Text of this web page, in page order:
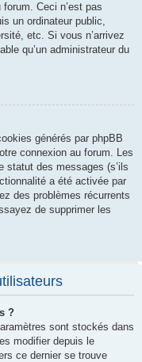
Ceci n’est pas
un ordinateur public,
etc. Si vous n’arrivez
qu’un administrateur du
générés par phpBB
connexion au forum. Les
statut des messages (s’ils
a été activée par
des problèmes récurrents
de supprimer les
?
sont stockés dans
modifier depuis le
ce dernier se trouve